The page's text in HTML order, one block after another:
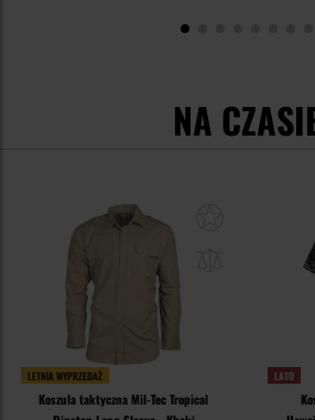
NA
LETNIA WYPRZEDAŻ
Koszula taktyczna Mil-Tec Tropical
LATO